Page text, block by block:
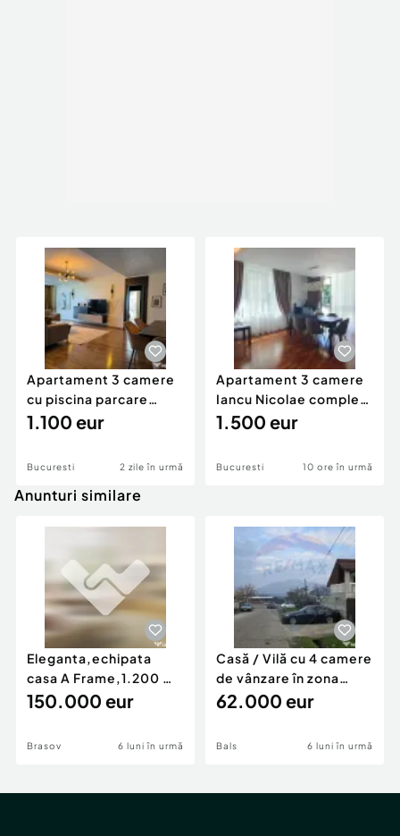
Apartament 3 camere
cu piscina parcare
subterana Erou Ian...
1.100 eur
Bucuresti 2 zile în urmă
Apartament 3 camere
Iancu Nicolae complex
piscina paza
1.500 eur
Bucuresti 10 ore în urmă
Anunturi similare
Eleganta,echipata
casa A Frame,1.200 mp
teren,deschidere Pia
150.000 eur
Brasov 6 luni în urmă
Casă / Vilă cu 4 camere
de vânzare în zona
Periferie
62.000 eur
Bals 6 luni în urmă